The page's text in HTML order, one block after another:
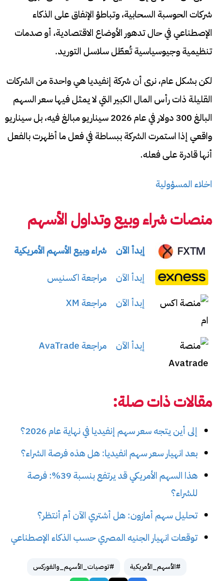
شركات الحوسبة السحابية، وتباطؤ الإنفاق على الذكاء
الإصطناعي في حال تدهور الأوضاع الاقتصادية، أو صدمات
تنظيمية وجيوسياسية تُعطّل سلاسل التوريد.
لكن بشكل عام، نرى أن شركة إنفيديا هي واحدة من الشركات
القليلة ذات رأس المال الكبير التي لا يمثل فيها سعر السهم
البالغ 300 دولار في عام 2026 سيناريو مبالغ فيه، بل سيناريو
واقعي إذا استمرت الشركة ببساطة في فعل ما أظهرت بالفعل
أنها قادرة على فعله.
اخلاء المسؤولية
منصات شراء وبيع وتداول الأسهم
إبدأ الآن
شراء وبيع الأسهم الأمريكية
إبدأ الآن
مراجعة اكسنيس
إبدأ الآن
مراجعة XM
إبدأ الآن مراجعة AvaTrade
مقالات ذات صلة:
إلى أين يتجه سعر سهم إنفيديا في نهاية عام 2026؟
بعد انهيار سعر سهم انفيديا: هل هذه فرصة الشراء؟
هذا السهم الأمريكي قد يرتفع بنسبة 39%: فرصة
للشراء؟
تحليل سهم أمازون: هل أشتري الآن أم أنتظر؟
توقعات انهيار الجنيه المصري حسب الذكاء الإصطناعي
#الأسهم_الأمريكية #توصيات_الأسهم_والفوركس